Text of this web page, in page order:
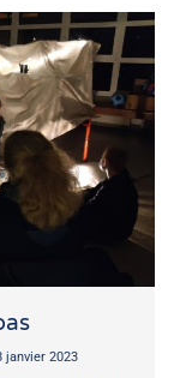
janvier 2023